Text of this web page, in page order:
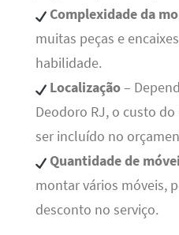
Complexidade da
muitas peças e
habilidade.
Localização–
Deodoro RJ, o custo
ser incluído no
Quantidade de
montar vários móveis,
desconto no serviço.